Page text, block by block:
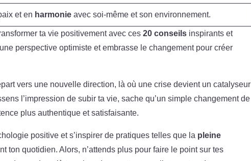
et en harmonie avec soi-même et son environnement.
ta vie positivement avec ces20 conseils inspirants et
perspective optimiste et embrasse le changement pour créer
vers une nouvelle direction, là où une crise devient un catalyseur
l’impression de subir ta vie, sache qu’un simple changement de
plus authentique et satisfaisante.
positive et s’inspirer de pratiques telles que la pleine
ton quotidien. Alors, n’attends plus pour faire le point sur tes